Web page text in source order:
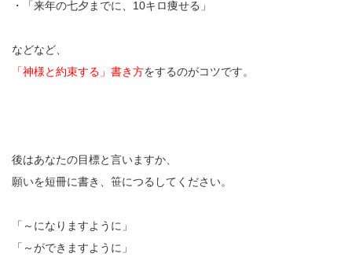
・「来年の七夕までに、10キロ痩せる」
などなど、
「神様と約束する」書き方をするのがコツです。
後はあなたの目標と言いますか、
願いを短冊に書き、笹につるしてください。
「～になりますように」
「～ができますように」